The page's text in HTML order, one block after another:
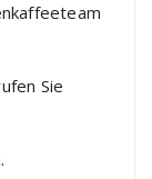
Sie